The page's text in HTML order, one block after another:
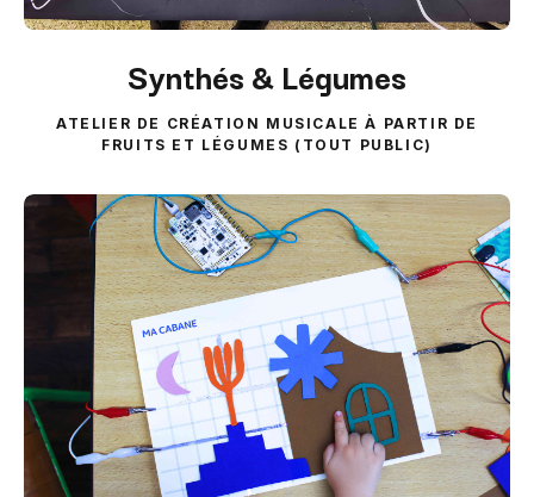
Synthés & Légumes
ATELIER DE CRÉATION MUSICALE À PARTIR DE
FRUITS ET LÉGUMES (TOUT PUBLIC)